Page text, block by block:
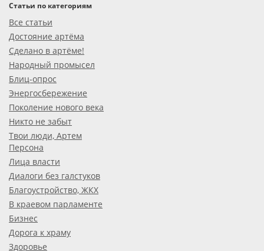
Статьи по категориям
Все статьи
Достояние артёма
Сделано в артёме!
Народный промысел
Блиц-опрос
Энергосбережение
Поколение нового века
Никто не забыт
Твои люди, Артем
Персона
Лица власти
Диалоги без галстуков
Благоустройство, ЖКХ
В краевом парламенте
Бизнес
Дорога к храму
Здоровье